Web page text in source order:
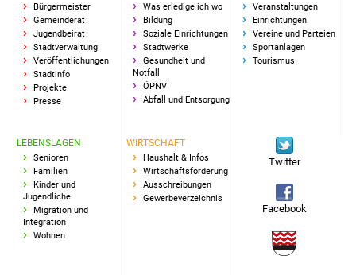
Wohnen
Bauen in Süßen
Baugrundstücke
Wirtschaft
Haushalt & Infos
Gewerbeimmobilien
Bürgermeister
Gemeinderat
Jugendbeirat
Stadtverwaltung
Veröffentlichungen
Stadtinfo
Projekte
Presse
Was erledige ich wo
Bildung
Soziale Einrichtungen
Stadtwerke
Gesundheit und
Notfall
ÖPNV
Abfall und Entsorgung
Veranstaltungen
Einrichtungen
Vereine und Parteien
Sportanlagen
Tourismus
LEBENSLAGEN
Senioren
Familien
Kinder und
Jugendliche
Migration und
Integration
Wohnen
WIRTSCHAFT
Haushalt & Infos
Wirtschaftsförderung
Ausschreibungen
Gewerbeverzeichnis
Twitter
Facebook